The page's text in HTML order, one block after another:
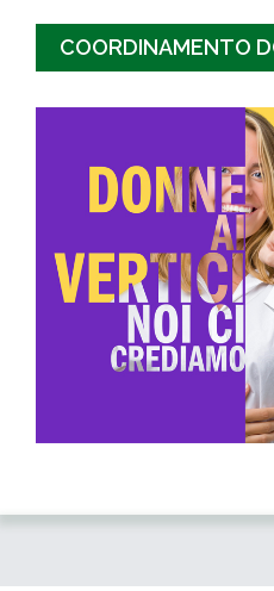
COORDINAMENTO